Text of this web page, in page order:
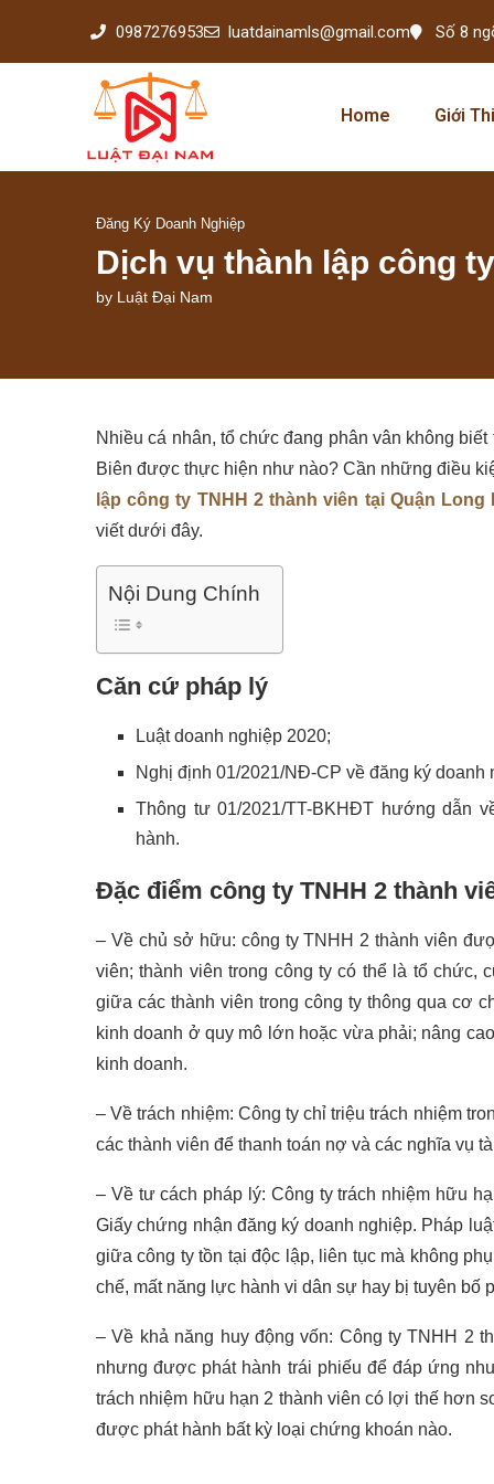
0987276953 luatdainamls@gmail.com Số 8
Home Giới
Đăng Ký Doanh Nghiệp
Dịch vụ thành lập công
by Luật Đại Nam
Nhiều cá nhân, tổ chức đang phân vân không
Biên được thực hiện như nào? Cần những điều
lập công ty TNHH 2 thành viên tại Quận Long
viết dưới đây.
Nội Dung Chính
Căn cứ pháp lý
Luật doanh nghiệp 2020;
Nghị định 01/2021/NĐ-CP về đăng ký doanh
Thông tư 01/2021/TT-BKHĐT hướng dẫn
hành.
Đặc điểm công ty TNHH 2 thành
– Về chủ sở hữu: công ty TNHH 2 thành viên
viên; thành viên trong công ty có thể là tổ chức,
giữa các thành viên trong công ty thông qua cơ
kinh doanh ở quy mô lớn hoặc vừa phải; nâng
kinh doanh.
– Về trách nhiệm: Công ty chỉ triệu trách nhiệm
các thành viên để thanh toán nợ và các nghĩa vụ
– Về tư cách pháp lý: Công ty trách nhiệm hữu
Giấy chứng nhận đăng ký doanh nghiệp. Pháp
giữa công ty tồn tại độc lập, liên tục mà không
chế, mất năng lực hành vi dân sự hay bị tuyên bố
– Về khả năng huy động vốn: Công ty TNHH 2
nhưng được phát hành trái phiếu để đáp ứng
trách nhiệm hữu hạn 2 thành viên có lợi thế hơn
được phát hành bất kỳ loại chứng khoán nào.